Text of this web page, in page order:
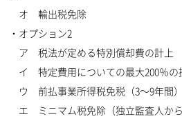
オ 輸出税免除
・オプション2
ア 税法が定める特別償却費の計上
イ 特定費用についての最大200％の
ウ 前払事業所得税免税（3〜9年間）
エ ミニマム税免除（独立監査人か